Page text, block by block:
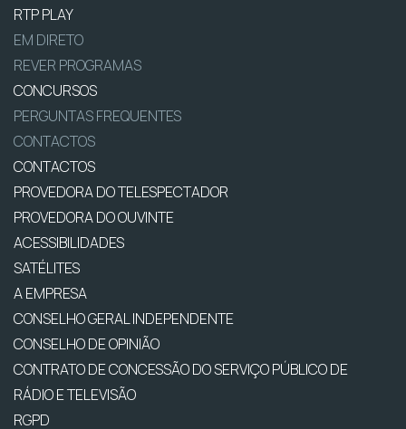
RTP PLAY
EM DIRETO
REVER PROGRAMAS
CONCURSOS
PERGUNTAS FREQUENTES
CONTACTOS
CONTACTOS
PROVEDORA DO TELESPECTADOR
PROVEDORA DO OUVINTE
ACESSIBILIDADES
SATÉLITES
A EMPRESA
CONSELHO GERAL INDEPENDENTE
CONSELHO DE OPINIÃO
CONTRATO DE CONCESSÃO DO SERVIÇO PÚBLICO DE
RÁDIO E TELEVISÃO
RGPD